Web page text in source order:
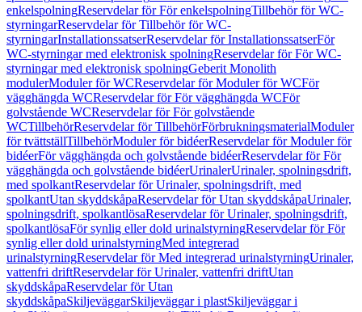
enkelspolningReservdelar för För enkelspolningTillbehör för WC-
styrningarReservdelar för Tillbehör för WC-
styrningarInstallationssatserReservdelar för InstallationssatserFör
WC-styrningar med elektronisk spolningReservdelar för För WC-
styrningar med elektronisk spolningGeberit Monolith
modulerModuler för WCReservdelar för Moduler för WCFör
vägghängda WCReservdelar för För vägghängda WCFör
golvstående WCReservdelar för För golvstående
WCTillbehörReservdelar för TillbehörFörbrukningsmaterialModuler
för tvättställTillbehörModuler för bidéerReservdelar för Moduler för
bidéerFör vägghängda och golvstående bidéerReservdelar för För
vägghängda och golvstående bidéerUrinalerUrinaler, spolningsdrift,
med spolkantReservdelar för Urinaler, spolningsdrift, med
spolkantUtan skyddskåpaReservdelar för Utan skyddskåpaUrinaler,
spolningsdrift, spolkantlösaReservdelar för Urinaler, spolningsdrift,
spolkantlösaFör synlig eller dold urinalstyrningReservdelar för För
synlig eller dold urinalstyrningMed integrerad
urinalstyrningReservdelar för Med integrerad urinalstyrningUrinaler,
vattenfri driftReservdelar för Urinaler, vattenfri driftUtan
skyddskåpaReservdelar för Utan
skyddskåpaSkiljeväggarSkiljeväggar i plastSkiljeväggar i